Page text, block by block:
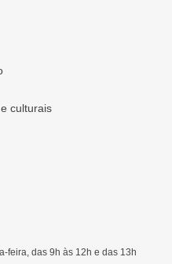
culturais
feira, das 9h às 12h e das 13h